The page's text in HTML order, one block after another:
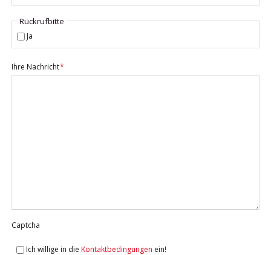
Rückrufbitte
Ja
Pflichtfeld
Ihre Nachricht*
Captcha
Ich willige in die Kontaktbedingungen ein!